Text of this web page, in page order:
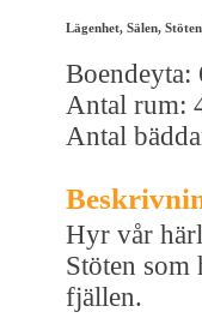
Lägenhet, Sälen,
Boendeyta:
Antal rum:
Antal
Hyr vår
Stöten
fjällen.